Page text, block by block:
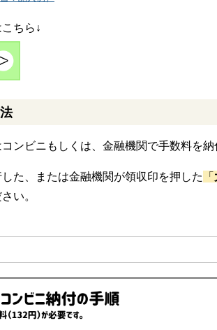
ちら↓
ンビニもしくは、金融機関で手数料を納
た、または金融機関が領収印を押した 「
い。